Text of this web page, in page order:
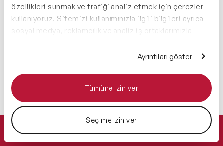
özellikleri sunmak ve trafiği analiz etmek için çerezler
kullanıyoruz. Sitemizi kullanımınızla ilgili bilgileri ayrıca
sosyal medya, reklamcılık ve analiz iş ortaklarımızla
paylaşabiliriz. İş ortaklarımız, bu bilgileri kendilerine
sağladığınız veya hizmetlerini kullanırken topladıkları
Ayrıntıları göster
Tümüne izin ver
Seçime izin ver
"Senin sarılman bile dertleri unutturuyor. En içten
Teklif Alın
0 212 401 35 45